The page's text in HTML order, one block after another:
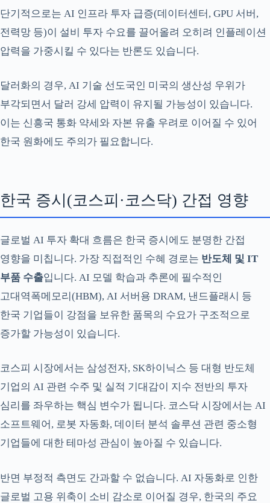
단기적으로는 AI 인프라 투자 급증(데이터센터, GPU 서버,
전력망 등)이 설비 투자 수요를 끌어올려 오히려 인플레이션
압력을 가중시킬 수 있다는 반론도 있습니다.
달러화의 경우, AI 기술 선도국인 미국의 생산성 우위가
부각되면서 달러 강세 압력이 유지될 가능성이 있습니다.
이는 신흥국 통화 약세와 자본 유출 우려로 이어질 수 있어
한국 원화에도 주의가 필요합니다.
한국 증시(코스피·코스닥) 간접 영향
글로벌 AI 투자 확대 흐름은 한국 증시에도 분명한 간접
영향을 미칩니다. 가장 직접적인 수혜 경로는 반도체 및 IT
부품 수출입니다. AI 모델 학습과 추론에 필수적인
고대역폭메모리(HBM), AI 서버용 DRAM, 낸드플래시 등
한국 기업들이 강점을 보유한 품목의 수요가 구조적으로
증가할 가능성이 있습니다.
코스피 시장에서는 삼성전자, SK하이닉스 등 대형 반도체
기업의 AI 관련 수주 및 실적 기대감이 지수 전반의 투자
심리를 좌우하는 핵심 변수가 됩니다. 코스닥 시장에서는 AI
소프트웨어, 로봇 자동화, 데이터 분석 솔루션 관련 중소형
기업들에 대한 테마성 관심이 높아질 수 있습니다.
반면 부정적 측면도 간과할 수 없습니다. AI 자동화로 인한
글로벌 고용 위축이 소비 감소로 이어질 경우, 한국의 주요